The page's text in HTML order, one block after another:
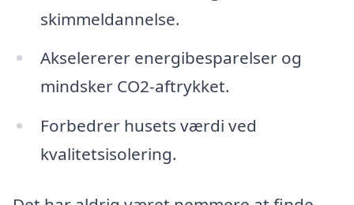
skimmeldannelse.
Akselererer energibesparelser og
mindsker CO2-aftrykket.
Forbedrer husets værdi ved
kvalitetsisolering.